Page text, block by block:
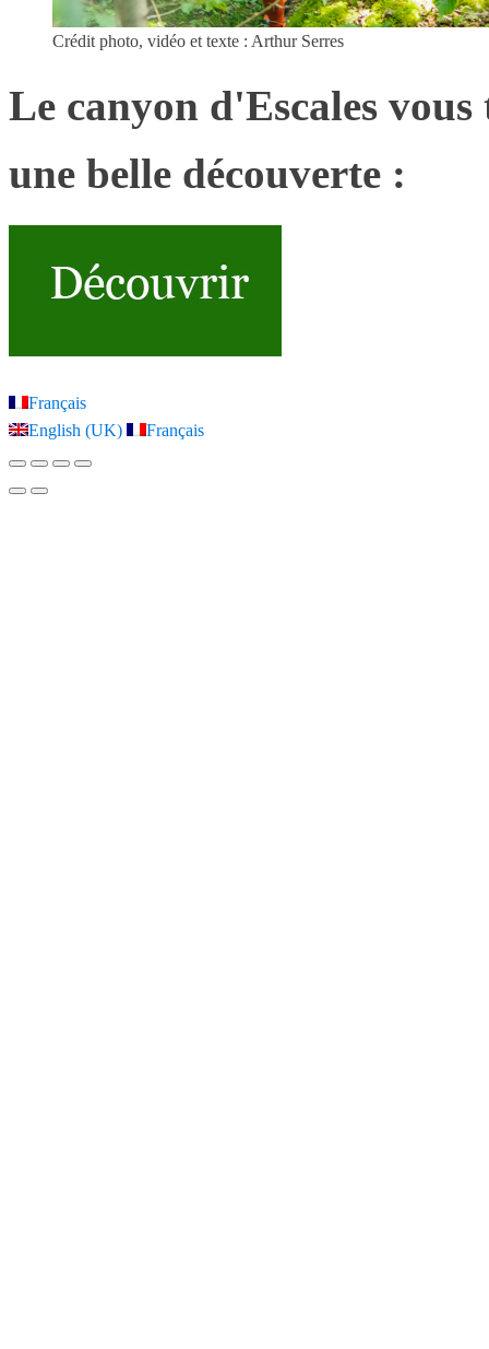
Crédit photo, vidéo et texte : Arthur Serres
Le canyon d'Escales vous
une belle découverte :
Français
English (UK)
Français